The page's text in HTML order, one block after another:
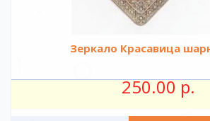
Зеркало Красавица
250.00 р.